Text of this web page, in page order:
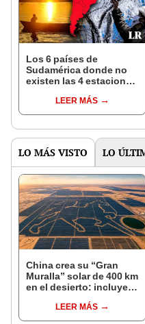
Los 6 países de
Sudamérica donde no
existen las 4 estaciones
LEER MÁS
LO MÁS VISTO LO
China crea su “Gran
Muralla” solar de 400 km
en el desierto: incluye
de caballo visible desde
el espacio
LEER MÁS